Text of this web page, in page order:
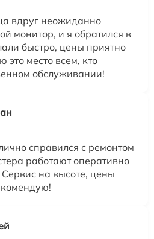
вдруг неожиданно
монитор, и я обратился в
быстро, цены приятно
место всем, кто
обслуживании!
справился с ремонтом
работают оперативно
на высоте, цены